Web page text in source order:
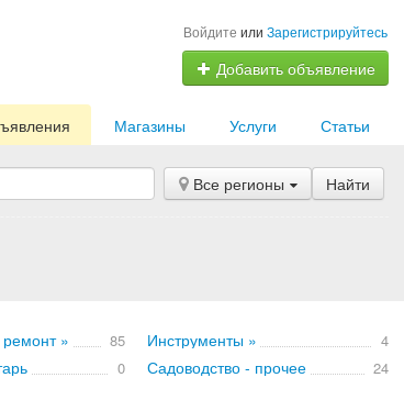
Войдите или Зарегистрируйтесь
Добавить объявление
Статьи
Услуги
Магазины
Все регионы Найти
ремонт » 85 Инструменты » 4
0 Садоводство - прочее 24